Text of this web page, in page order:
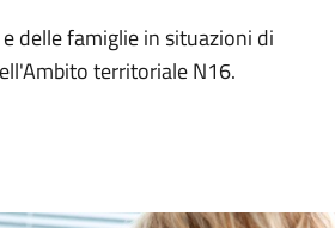
delle famiglie in situazioni di
territoriale N16.